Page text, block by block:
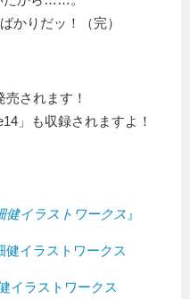
かりだッ！（完）
されます！
」も収録されますよ！
健イラストワークス 』
イラストワークス
イラストワークス